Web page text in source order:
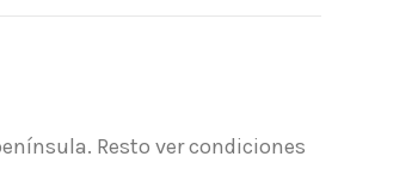
Resto ver condiciones